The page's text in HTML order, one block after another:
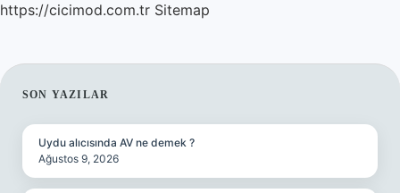
https://cicimod.com.tr Sitemap
SIDEBAR
SON YAZILAR
Uydu alıcısında AV ne demek ?
Ağustos 9, 2026